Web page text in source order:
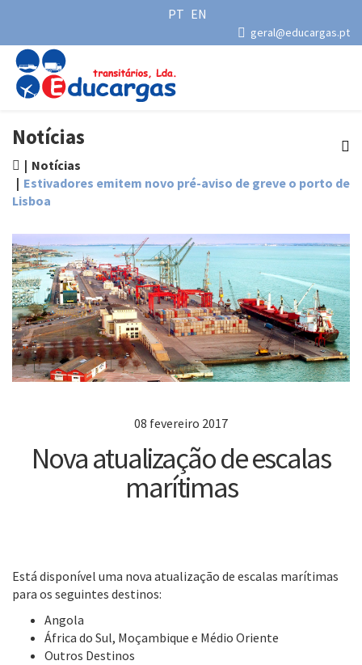
PT EN
geral@educargas.pt
Notícias
Notícias
Estivadores emitem novo pré-aviso de greve o porto de
Lisboa
08 fevereiro 2017
Nova atualização de escalas
marítimas
Está disponível uma nova atualização de escalas marítimas
para os seguintes destinos:
Angola
África do Sul, Moçambique e Médio Oriente
Outros Destinos